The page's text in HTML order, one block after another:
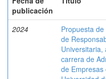
publicación
2024
Propuesta
de
Universitaria,
carrera de
de Empresas